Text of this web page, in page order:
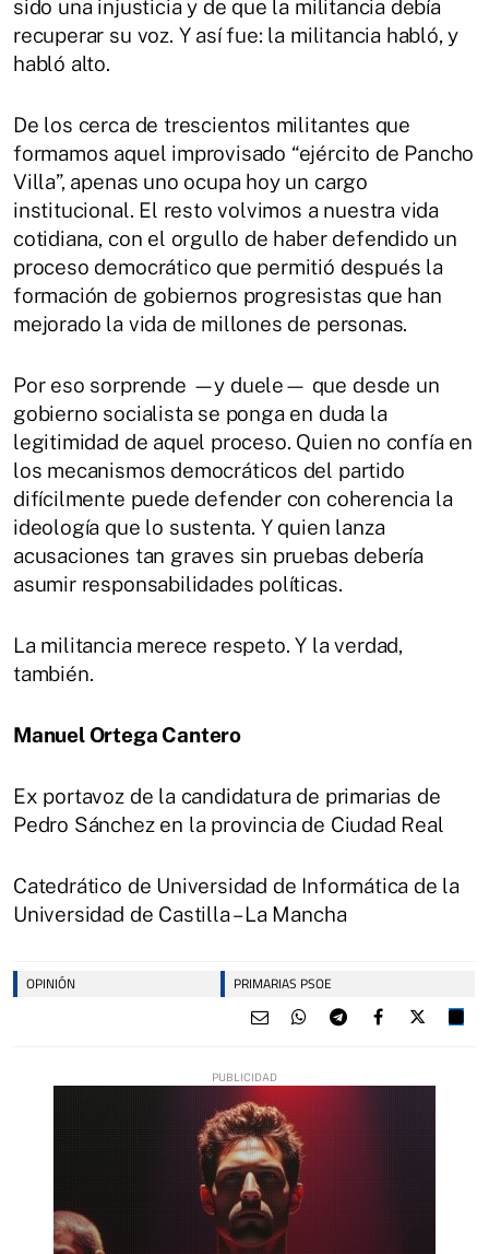
sido una injusticia y de que la militancia debía
recuperar su voz. Y así fue: la militancia habló, y
habló alto.
De los cerca de trescientos militantes que
formamos aquel improvisado “ejército de Pancho
Villa”, apenas uno ocupa hoy un cargo
institucional. El resto volvimos a nuestra vida
cotidiana, con el orgullo de haber defendido un
proceso democrático que permitió después la
formación de gobiernos progresistas que han
mejorado la vida de millones de personas.
Por eso sorprende —y duele— que desde un
gobierno socialista se ponga en duda la
legitimidad de aquel proceso. Quien no confía en
los mecanismos democráticos del partido
difícilmente puede defender con coherencia la
ideología que lo sustenta. Y quien lanza
acusaciones tan graves sin pruebas debería
asumir responsabilidades políticas.
La militancia merece respeto. Y la verdad,
también.
Manuel Ortega Cantero
Ex portavoz de la candidatura de primarias de
Pedro Sánchez en la provincia de Ciudad Real
Catedrático de Universidad de Informática de la
Universidad de Castilla – La Mancha
OPINIÓN PRIMARIAS PSOE